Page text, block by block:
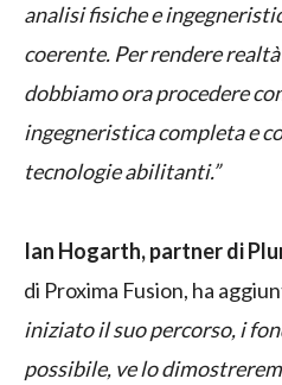
analisi fisiche e
coerente. Per rendere
dobbiamo ora procedere
ingegneristica completa e
tecnologie abilitanti.”
Ian Hogarth, partner di
di Proxima Fusion, ha
iniziato il suo percorso, i
possibile, ve lo